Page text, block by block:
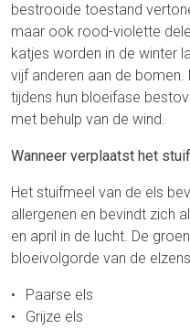
bestrooide toestand
maar ook rood-violette
katjes worden in de winter
vijf anderen aan de
tijdens hun bloeifase
met behulp van de wind.
Wanneer verplaatst het
Het stuifmeel van de els
allergenen en bevindt zich
en april in de lucht. De
bloeivolgorde van de
Paarse els
Grijze els